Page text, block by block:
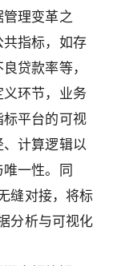
理变革之
指标，如存
贷款率等，
环节，业务
平台的可视
计算逻辑以
一性。同
缝对接，将标
分析与可视化